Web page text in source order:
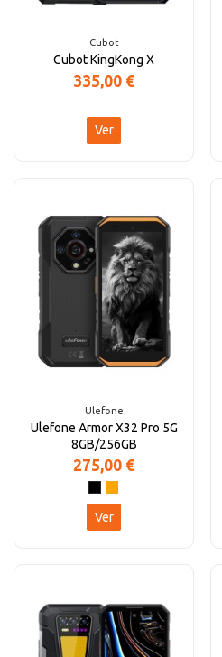
Cubot
Cubot KingKong X
335,00 €
Ver
Ulefone
Ulefone Armor X32 Pro 5G
8GB/256GB
275,00 €
Ver